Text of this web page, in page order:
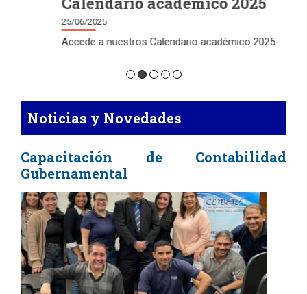
Accede a nuestros Calendario académico 2025
Noticias y Novedades
Capacitación de Contabilidad
Gubernamental